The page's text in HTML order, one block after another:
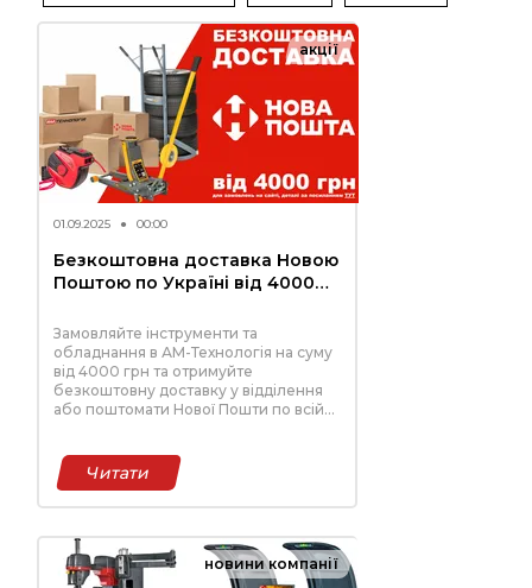
акції
01.09.2025 ● 00:00
Безкоштовна доставка Новою
Поштою по Україні від 4000
Замовляйте інструменти та
обладнання в АМ-Технологія на суму
від 4000 грн та отримуйте
безкоштовну доставку у відділення
або поштомати Нової Пошти по всій
Читати
новини компанії